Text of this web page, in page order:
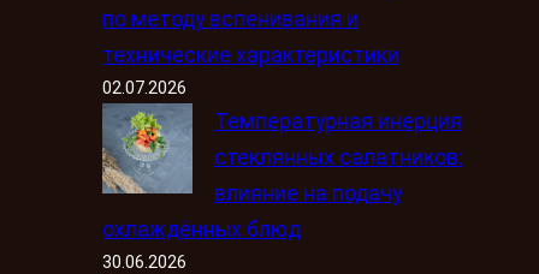
по методу вспенивания и
технические характеристики
02.07.2026
Температурная инерция
стеклянных салатников:
влияние на подачу
охлаждённых блюд
30.06.2026